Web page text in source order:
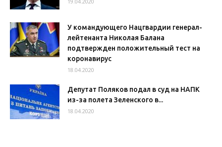
У командующего Нацгвардии генерал-
лейтенанта Николая Балана
подтвержден положительный тест на
коронавирус
18.04.2020
Депутат Поляков подал в суд на НАПК
из-за полета Зеленского в...
18.04.2020